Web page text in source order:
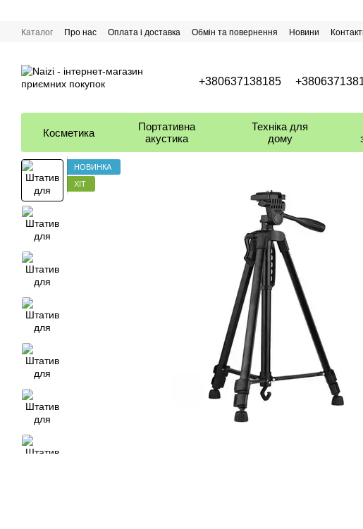
Каталог Про нас Оплата і доставка Обмін та повернення Новини
+380637138185
Косметика
Портативна
акустика
Техніка для
дому
НОВИНКА
ХІТ